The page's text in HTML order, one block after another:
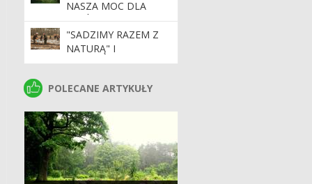
NASZA MOC DLA
LASÓW I PLANETY
"SADZIMY RAZEM Z
NATURĄ" I
MIĘDZYNARODOWY
INWESTYCJA W
GOSPODARKĘ I
BEZPIECZEŃSTWO
POLECANE ARTYKUŁY
POLECANE ARTYKUŁY